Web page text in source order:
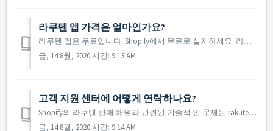
라쿠텐 앱 가격은 얼마인가요?
라쿠텐 앱은 무료입니다. Shopify에서 무료로 설치하세요. 라쿠텐 등록 비용은 적용됩니다.
금, 14 8월, 2020 시간: 9:13 AM
고객 지원 센터에 어떻게 연락하나요?
Shopify의 라쿠텐 판매 채널과 관련된 기술적 인 문제는 rakuten.support@bywardlabs.com으로 문의하십시오.
금, 14 8월, 2020 시간: 9:14 AM